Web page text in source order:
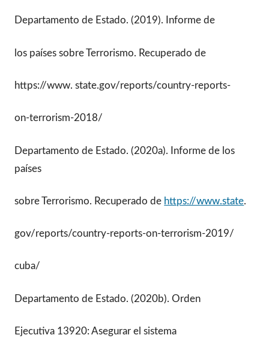
Departamento de Estado. (2019). Informe de
los países sobre Terrorismo. Recuperado de
https://www. state.gov/reports/country-reports-
on-terrorism-2018/
Departamento de Estado. (2020a). Informe de los
países
sobre Terrorismo. Recuperado de https://www.state.
gov/reports/country-reports-on-terrorism-2019/
cuba/
Departamento de Estado. (2020b). Orden
Ejecutiva 13920: Asegurar el sistema